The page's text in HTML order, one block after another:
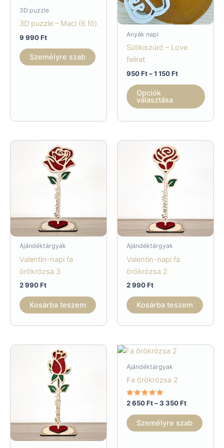
3D puzzle
3D puzzle – Maci (6 fő)
9 990Ft
Személyre szab
Anyák napi
Sütikiszúró – Love
felirat
950Ft – 1 150FtÁrtartomány:
150 Ft
Opciók
választása
a
több
van.
ki
Ajándéktárgyak
Valentin-napi fa
örökrózsa 3
2 990Ft
Kosárba teszem
Ajándéktárgyak
Valentin-napi fa
örökrózsa 2
2 990Ft
Kosárba teszem
Ajándéktárgyak
Fa örökrózsa 2
Értékelés:
5.00
/ 5
2 650Ft – 3 350Ft
650 Ft
-
Személyre szab
a